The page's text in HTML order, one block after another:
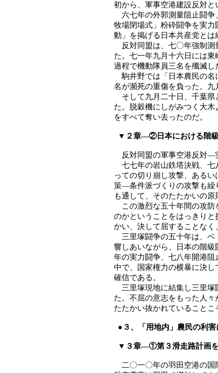
初から、軍事空港建設反対
六七年の外郭測量阻止闘争
牧場閉場式」粉砕闘争を実
動」を掲げる日本共産党と
反対同盟は、七〇年強制測
た。七一年九月十六日には
過程で機動隊員三名を殲滅し
駒井野では「日本農民の名
名が瀕死の重傷を負った。
そして九月二十日、千葉県
た。脱穀機にしがみつく大
をすべて奪い去ったのだ。
▼２章―②日本における階級
反対同盟の軍事空港反対―
七七年の岩山鉄塔決戦、七
っての切り崩し攻撃、ある
策―条件派づくりの攻撃も繰
も通して、そのたたかいの
この激烈な五十年間の攻防
のかということをはっきり
かい、決して屈することな
三里塚闘争の五十年は、ベ
響しあいながら、日本の階
年の実力闘争、七八年開港
中で、国家権力の横暴に決
確信である。
三里塚現地に結集し三里塚
た。不屈の意志をもった人
たたかい抜かれていること
●３、「用地内」農民の利
▼３章―①第３滑走路計画を
二〇一〇年の羽田空港の国